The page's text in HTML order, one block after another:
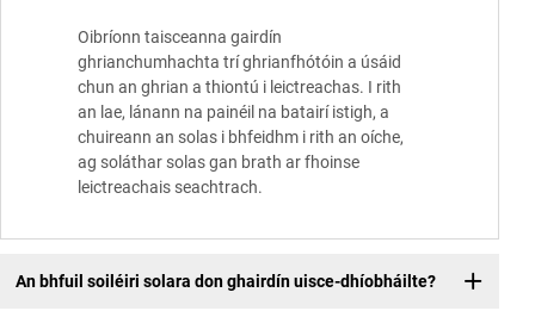
Oibríonn taisceanna gairdín
ghrianchumhachta trí ghrianfhótóin a úsáid
chun an ghrian a thiontú i leictreachas. I rith
an lae, lánann na painéil na batairí istigh, a
chuireann an solas i bhfeidhm i rith an oíche,
ag soláthar solas gan brath ar fhoinse
leictreachais seachtrach.
An bhfuil soiléiri solara don ghairdín uisce-dhíobháilte?